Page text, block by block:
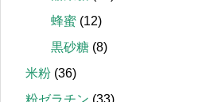
蜂蜜 (12)
黒砂糖 (8)
米粉 (36)
粉ゼラチン (33)